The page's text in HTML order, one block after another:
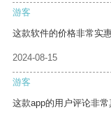
游客
这款软件的价格非常实
2024-08-15
游客
这款app的用户评论非常